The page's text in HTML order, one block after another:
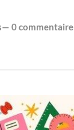
0 commentaire